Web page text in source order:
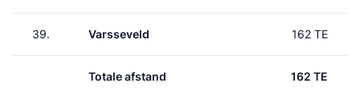
39. Varsseveld 162 TE
Totale afstand 162 TE